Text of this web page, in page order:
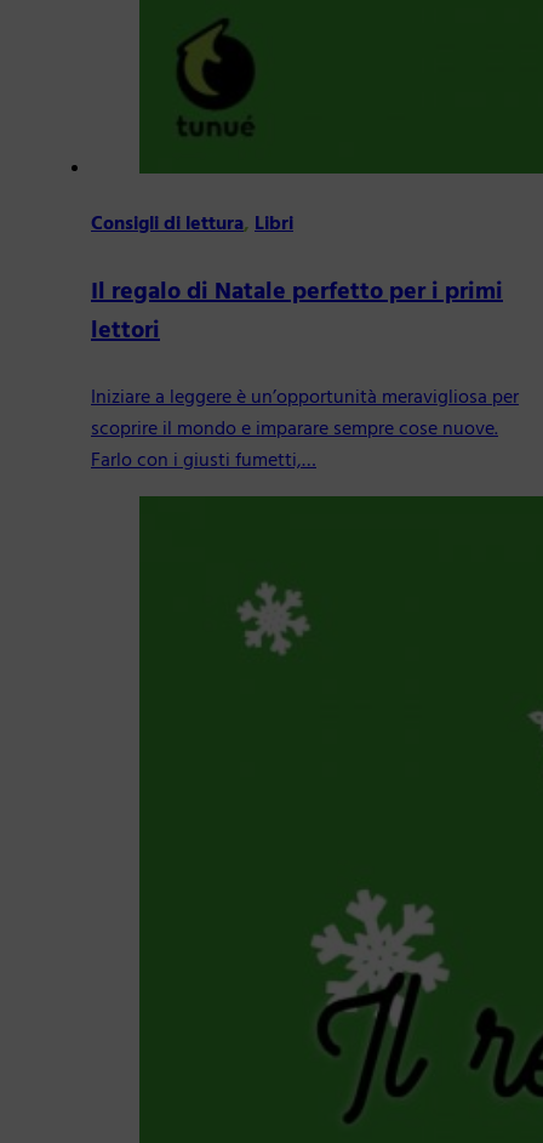
Consigli di lettura,Libri
Il regalo di Natale perfetto per i primi
lettori
Iniziare a leggere è un’opportunità meravigliosa per
scoprire il mondo e imparare sempre cose nuove.
Farlo con i giusti fumetti,…